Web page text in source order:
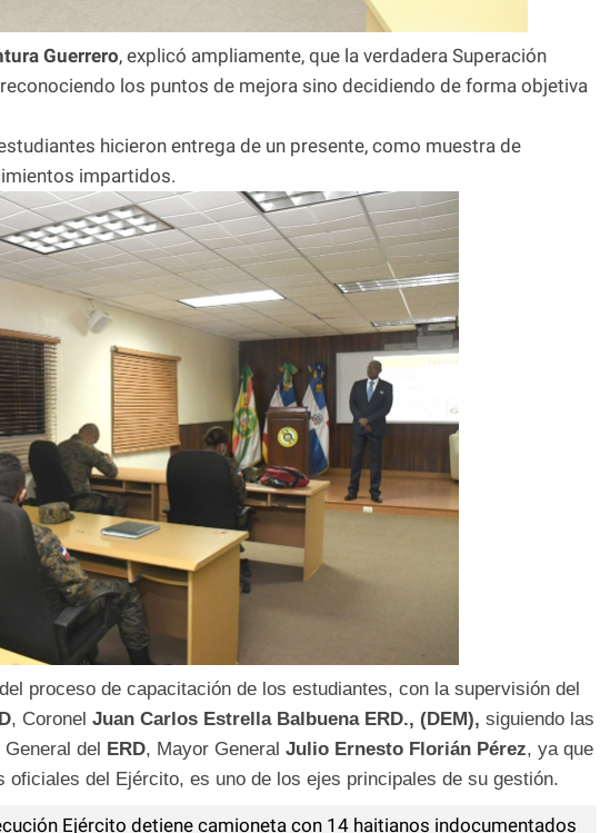
Guerrero, explicó ampliamente, que la verdadera Superación
los puntos de mejora sino decidiendo de forma objetiva
hicieron entrega de un presente, como muestra de
impartidos.
proceso de capacitación de los estudiantes, con la supervisión del
, Coronel Juan Carlos Estrella Balbuena ERD., (DEM), siguiendo las
del ERD, Mayor General Julio Ernesto Florián Pérez, ya que
oficiales del Ejército, es uno de los ejes principales de su gestión.
Ejército detiene camioneta con 14 haitianos indocumentados